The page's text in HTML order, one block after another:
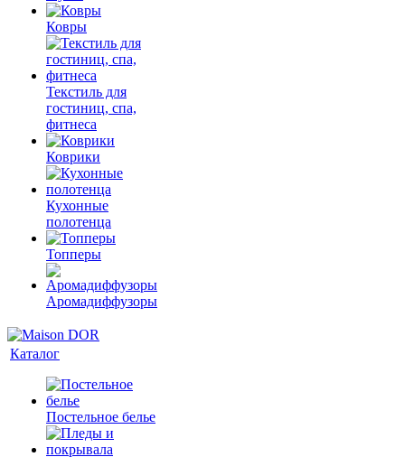
Ковры
Текстиль для
гостиниц, спа,
фитнеса
Коврики
Кухонные
полотенца
Топперы
Аромадиффузоры
Каталог
Постельное белье